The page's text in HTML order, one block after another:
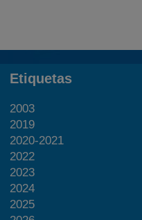
Etiquetas
2003
2019
2020-2021
2022
2023
2024
2025